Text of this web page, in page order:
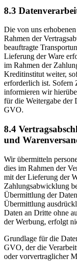
8.3
Die von uns
Rahmen der
beauftragte
Lieferung der Ware
im Rahmen der
Kreditinstitut weiter,
erforderlich ist. Sofern
informieren wir
für die Weitergabe der
GVO.
8.4
und
Wir übermitteln
dies im Rahmen der
mit der Lieferung der
Zahlungsabwicklung
Übermittlung der
Übermittlung
Daten an Dritte ohne
der Werbung, erfolgt
Grundlage für die
GVO, der die
oder vorvertraglicher